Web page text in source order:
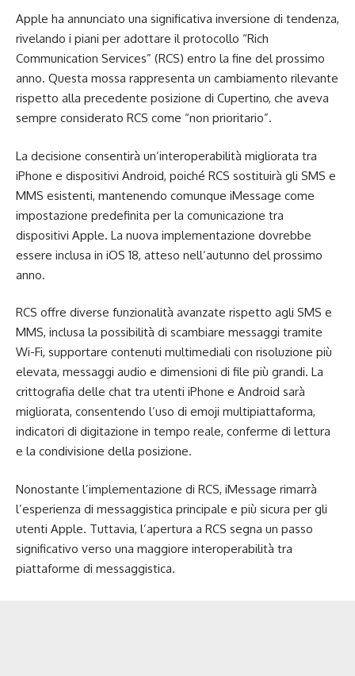
Apple ha annunciato una significativa inversione di tendenza,
rivelando i piani per adottare il protocollo “Rich
Communication Services” (RCS) entro la fine del prossimo
anno. Questa mossa rappresenta un cambiamento rilevante
rispetto alla precedente posizione di Cupertino, che aveva
sempre considerato RCS come “non prioritario”.
La decisione consentirà un’interoperabilità migliorata tra
iPhone e dispositivi Android, poiché RCS sostituirà gli SMS e
MMS esistenti, mantenendo comunque iMessage come
impostazione predefinita per la comunicazione tra
dispositivi Apple. La nuova implementazione dovrebbe
essere inclusa in iOS 18, atteso nell’autunno del prossimo
anno.
RCS offre diverse funzionalità avanzate rispetto agli SMS e
MMS, inclusa la possibilità di scambiare messaggi tramite
Wi-Fi, supportare contenuti multimediali con risoluzione più
elevata, messaggi audio e dimensioni di file più grandi. La
crittografia delle chat tra utenti iPhone e Android sarà
migliorata, consentendo l’uso di emoji multipiattaforma,
indicatori di digitazione in tempo reale, conferme di lettura
e la condivisione della posizione.
Nonostante l’implementazione di RCS, iMessage rimarrà
l’esperienza di messaggistica principale e più sicura per gli
utenti Apple. Tuttavia, l’apertura a RCS segna un passo
significativo verso una maggiore interoperabilità tra
piattaforme di messaggistica.